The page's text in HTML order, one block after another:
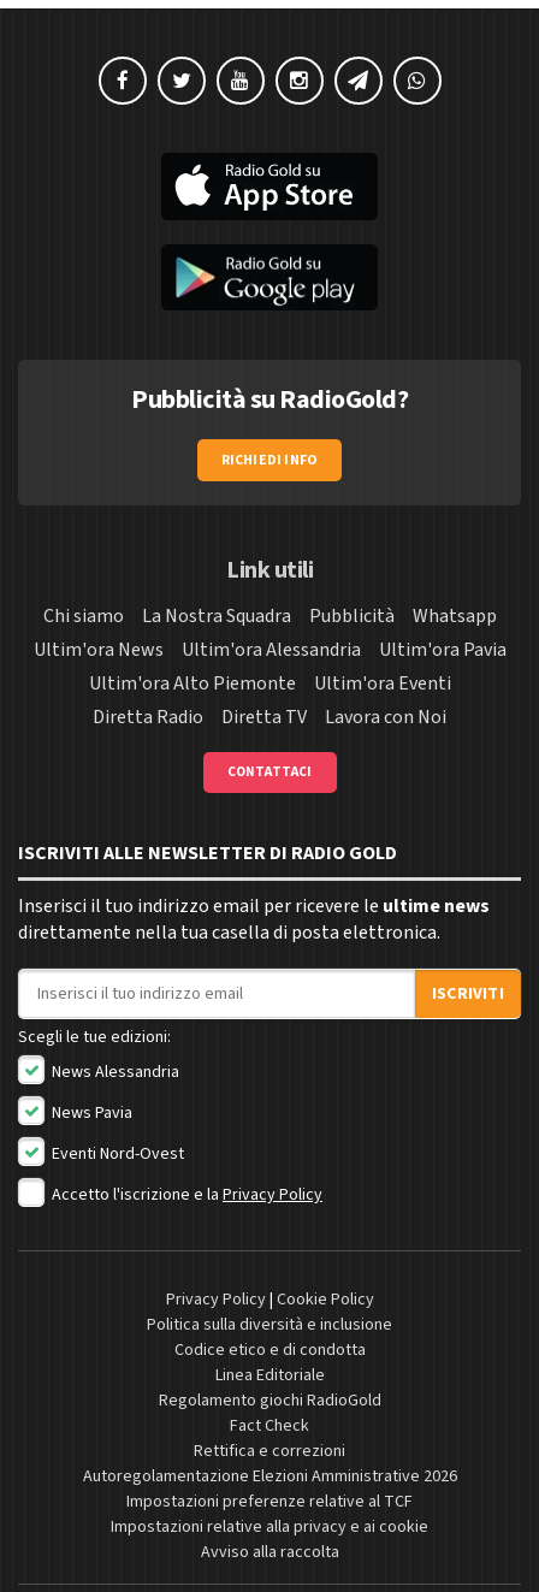
Pubblicità su RadioGold?
RICHIEDI INFO
Link utili
Chi siamo La Nostra Squadra Pubblicità
Whatsapp
Ultim'ora News
Ultim'ora Alessandria
Ultim'ora Pavia
Ultim'ora Alto Piemonte
Ultim'ora Eventi
Diretta Radio
Diretta TV Lavora con Noi
CONTATTACI
ISCRIVITI ALLE NEWSLETTER DI RADIO GOLD
Inserisci il tuo indirizzo email per ricevere le ultime news
direttamente nella tua casella di posta elettronica.
Indirizzo email
ISCRIVITI
Scegli le tue edizioni:
News Alessandria
News Pavia
Eventi Nord-Ovest
Accetto l'iscrizione e la Privacy Policy
Privacy Policy| Cookie Policy
Politica sulla diversità e inclusione
Codice etico e di condotta
Linea Editoriale
Regolamento giochi RadioGold
Fact Check
Rettifica e correzioni
Autoregolamentazione Elezioni Amministrative 2026
Impostazioni preferenze relative al TCF
Impostazioni relative alla privacy e ai cookie
Avviso alla raccolta